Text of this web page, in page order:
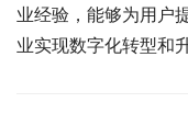
业经验，能够为用户
业实现数字化转型和升